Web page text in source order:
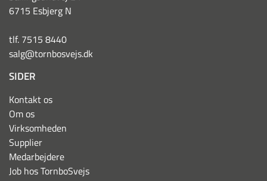
6715 Esbjerg N
tlf. 7515 8440
salg@tornbosvejs.dk
SIDER
Kontakt os
Om os
Virksomheden
Supplier
Medarbejdere
Job hos TornboSvejs